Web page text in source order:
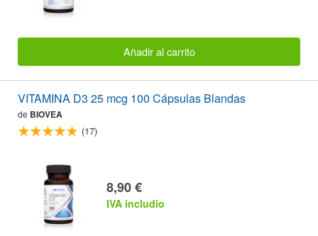
Añadir al carrito
VITAMINA D3 25 mcg 100 Cápsulas Blandas
de BIOVEA
(17)
8,90 €
IVA includio